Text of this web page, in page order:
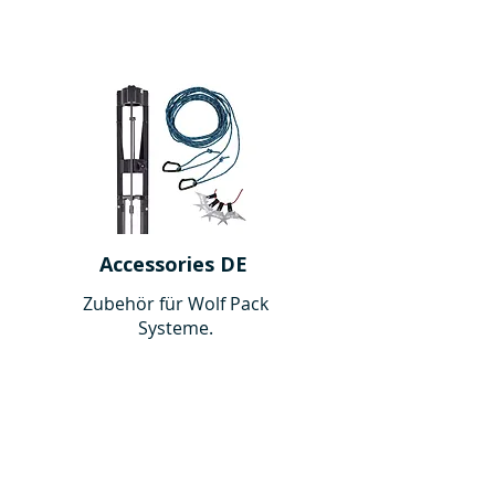
Accessories DE
Zubehör für Wolf Pack
Systeme.